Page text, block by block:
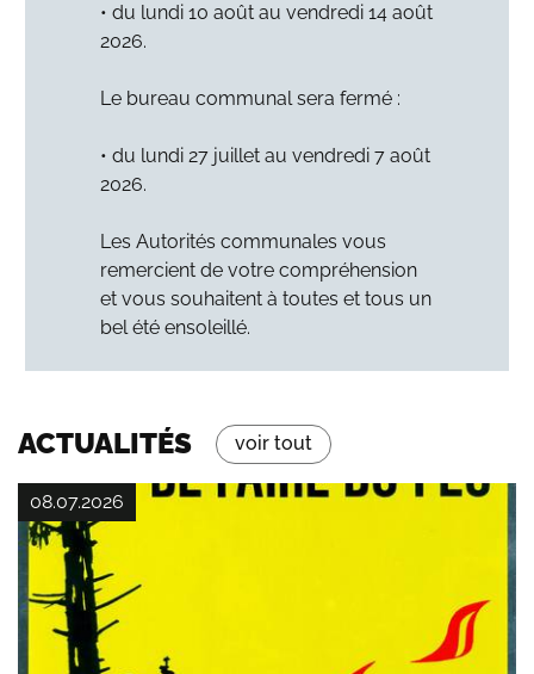
• du lundi 10 août au vendredi 14 août
2026.
Le bureau communal sera fermé :
• du lundi 27 juillet au vendredi 7 août
2026.
Les Autorités communales vous
remercient de votre compréhension
et vous souhaitent à toutes et tous un
bel été ensoleillé.
ACTUALITÉS voir tout
08.07.2026